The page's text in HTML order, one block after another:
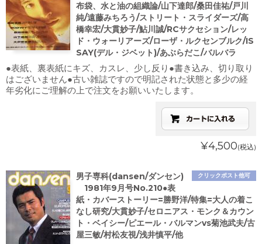
布袋、水と油の組織論/山下達郎/桑田佳祐/戸川
純/遠藤みちろう/ストリート・スライダーズ/高
橋幸宏/大貫妙子/鮎川誠/RCサクセション/レッ
ド・ウォーリアーズ/ローザ・ルクセンブルク/IS
SAY(デル・ジベット)/あぶらだこ/バルバラ
●表紙、裏表紙にキズ、カスレ、少し反り●書き込み、切り取り
はございません●古い雑誌ですので明記された状態と多少の経
年劣化にご理解の上で注文をお願いいたします。
¥4,500(税込)
クリックポスト他可
男子専科(dansen/ダンセン)
1981年9月号No.210●表
紙・カバーストーリー=勝野洋/特集=大人の着こ
なし研究/大貫妙子/セロニアス・モンク＆カウン
ト・ベイシー/ピエール・バルマンvs菊池武夫/古
屋三敏/村松友視/浅井慎平/他